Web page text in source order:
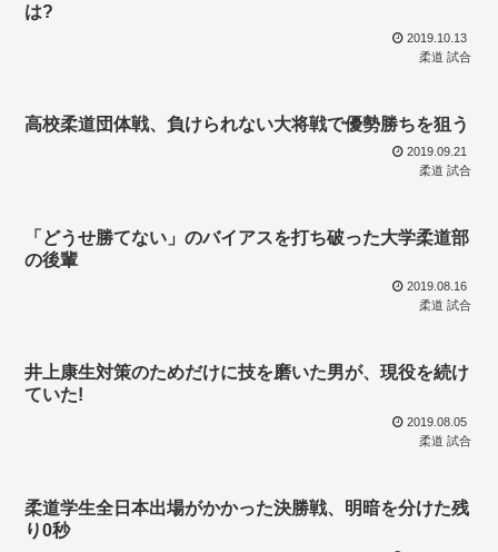
は?
2019.10.13
柔道 試合
高校柔道団体戦、負けられない大将戦で優勢勝ちを狙う
2019.09.21
柔道 試合
「どうせ勝てない」のバイアスを打ち破った大学柔道部
の後輩
2019.08.16
柔道 試合
井上康生対策のためだけに技を磨いた男が、現役を続け
ていた!
2019.08.05
柔道 試合
柔道学生全日本出場がかかった決勝戦、明暗を分けた残
り0秒